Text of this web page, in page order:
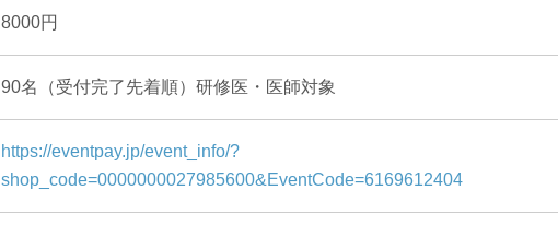
8000円
90名（受付完了先着順）研修医・医師対象
https://eventpay.jp/event_info/?
shop_code=0000000027985600&EventCode=6169612404